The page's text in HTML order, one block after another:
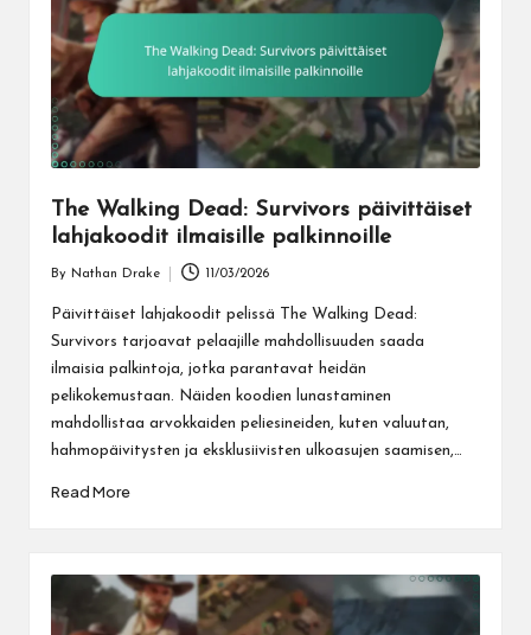
The Walking Dead: Survivors päivittäiset
lahjakoodit ilmaisille palkinnoille
by
By Nathan Drake 11/03/2026
Päivittäiset lahjakoodit pelissä The Walking Dead:
Survivors tarjoavat pelaajille mahdollisuuden saada
ilmaisia palkintoja, jotka parantavat heidän
pelikokemustaan. Näiden koodien lunastaminen
mahdollistaa arvokkaiden peliesineiden, kuten valuutan,
hahmopäivitysten ja eksklusiivisten ulkoasujen saamisen,…
Read More